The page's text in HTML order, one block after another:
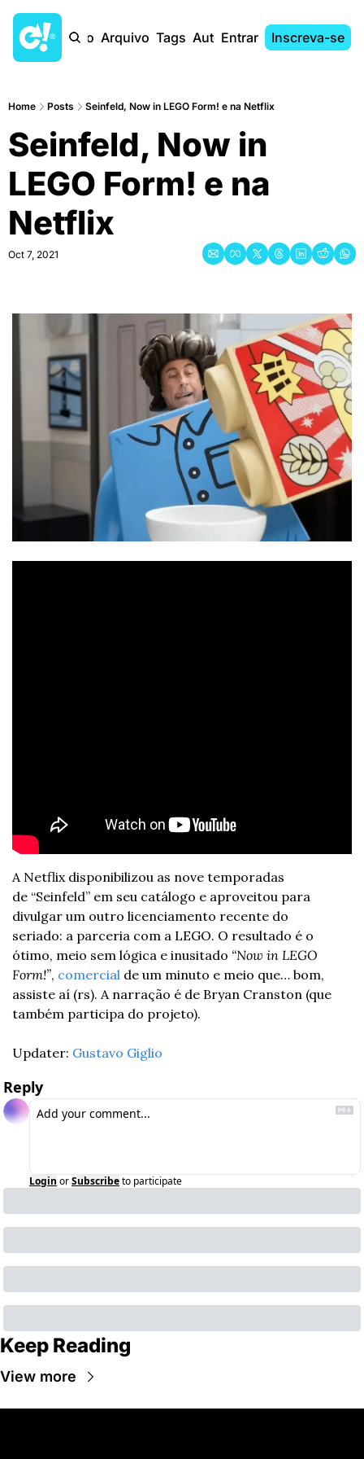
Início Arquivo Tags AutoresEntrar Inscreva-se
Home Posts Seinfeld, Now in LEGO Form! e na Netflix
Seinfeld, Now in
LEGO Form! e na
Netflix
Oct 7, 2021
A Netflix disponibilizou as nove temporadas
de “Seinfeld” em seu catálogo e aproveitou para
divulgar um outro licenciamento recente do
seriado: a parceria com a LEGO. O resultado é o
ótimo, meio sem lógica e inusitado “Now in LEGO
Form!”, comercial de um minuto e meio que… bom,
assiste aí (rs). A narração é de Bryan Cranston (que
também participa do projeto).
Updater: Gustavo Giglio
Reply
Login orSubscribeto participate
Keep Reading
View more